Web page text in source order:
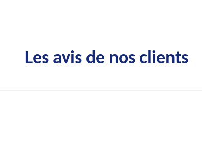
Les avis de nos clients